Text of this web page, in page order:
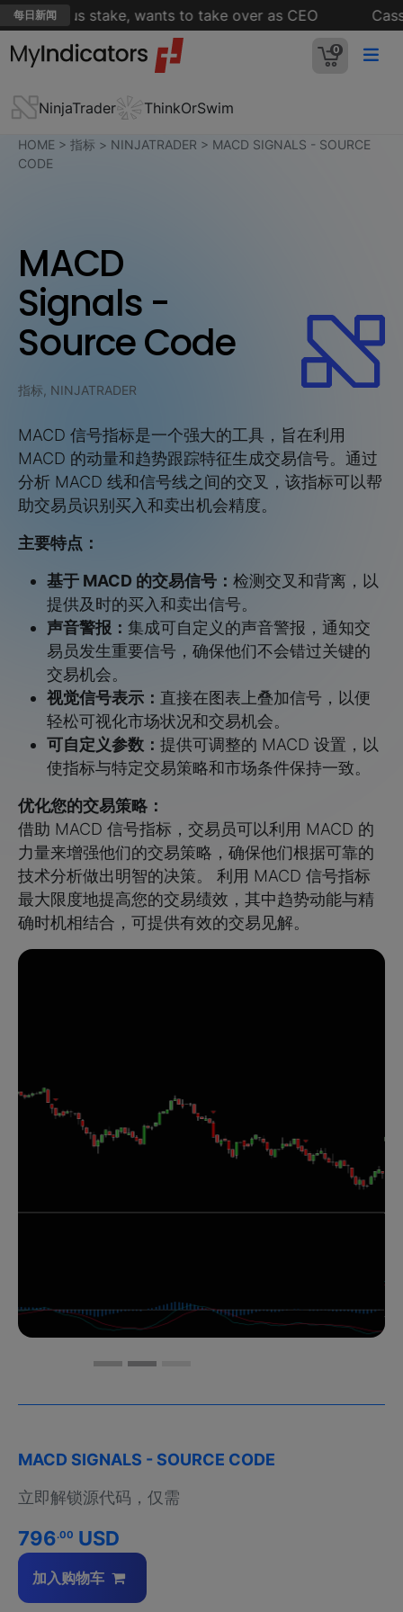
每日新闻
Celsius stake, wants to take over as CEO
0
NinjaTrader ThinkOrSwim
HOME > 指标 > NINJATRADER > MACD SIGNALS - SOURCE
CODE
MACD
Signals -
Source Code
指标, NINJATRADER
MACD 信号指标是一个强大的工具，旨在利用
MACD 的动量和趋势跟踪特征生成交易信号。通过
分析 MACD 线和信号线之间的交叉，该指标可以帮
助交易员识别买入和卖出机会精度。
主要特点：
基于 MACD 的交易信号： 检测交叉和背离，以
提供及时的买入和卖出信号。
声音警报： 集成可自定义的声音警报，通知交
易员发生重要信号，确保他们不会错过关键的
交易机会。
视觉信号表示： 直接在图表上叠加信号，以便
轻松可视化市场状况和交易机会。
可自定义参数： 提供可调整的 MACD 设置，以
使指标与特定交易策略和市场条件保持一致。
优化您的交易策略：
借助 MACD 信号指标，交易员可以利用 MACD 的
力量来增强他们的交易策略，确保他们根据可靠的
技术分析做出明智的决策。 利用 MACD 信号指标
最大限度地提高您的交易绩效，其中趋势动能与精
确时机相结合，可提供有效的交易见解。
MACD SIGNALS - SOURCE CODE
立即解锁源代码，仅需
796.00 USD
加入购物车